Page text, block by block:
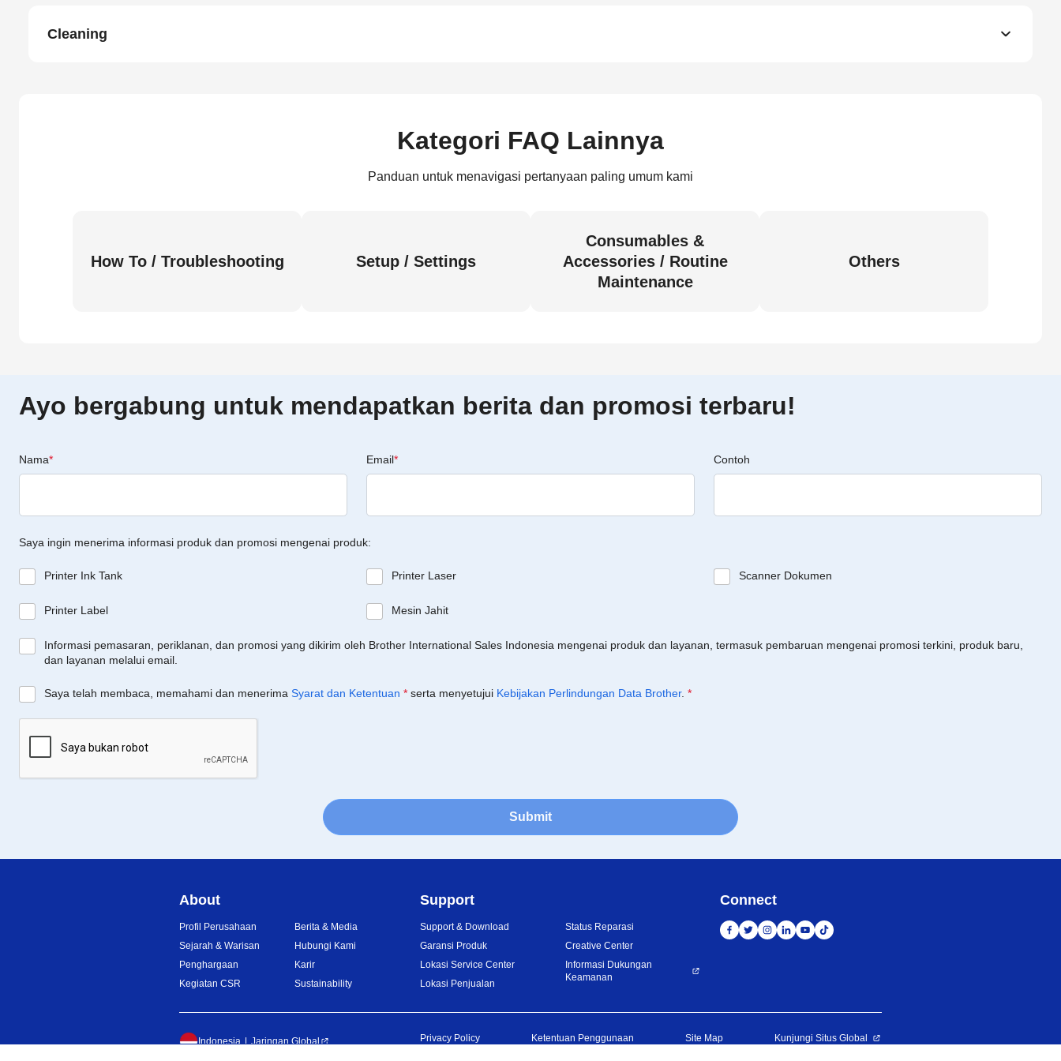
Cleaning
Kategori FAQ Lainnya
Panduan untuk menavigasi pertanyaan paling umum kami
How To / Troubleshooting Setup / Settings
Consumables &
Accessories / Routine
Maintenance
Others
Ayo bergabung untuk mendapatkan berita dan promosi terbaru!
Nama* Email* Contoh
Saya ingin menerima informasi produk dan promosi mengenai produk:
Printer Ink Tank Printer Laser Scanner Dokumen
Printer Label Mesin Jahit
Informasi pemasaran, periklanan, dan promosi yang dikirim oleh Brother International Sales Indonesia mengenai produk dan layanan, termasuk pembaruan mengenai promosi terkini, produk baru,
dan layanan melalui email.
Saya telah membaca, memahami dan menerima Syarat dan Ketentuan * serta menyetujui Kebijakan Perlindungan Data Brother. *
Submit
About
Profil Perusahaan
Sejarah & Warisan
Penghargaan
Kegiatan CSR
Berita & Media
Hubungi Kami
Karir
Sustainability
Support
Support & Download
Garansi Produk
Lokasi Service Center
Lokasi Penjualan
Status Reparasi
Creative Center
Informasi Dukungan
Keamanan
Connect
Indonesia Jaringan Global Privacy Policy Ketentuan Penggunaan Site Map Kunjungi Situs Global